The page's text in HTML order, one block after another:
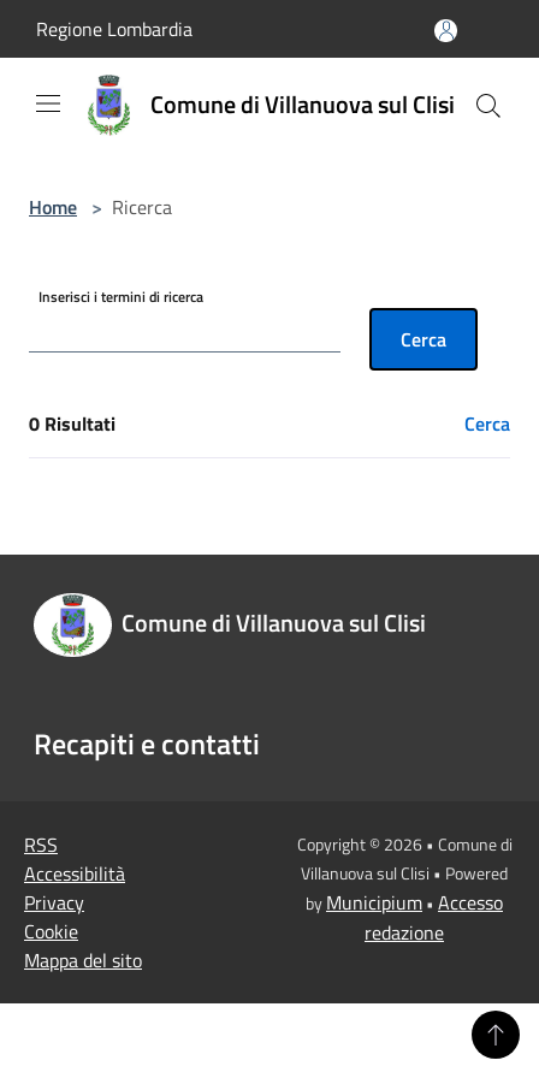
Regione Lombardia
Comune di Villanuova sul Clisi
Home > Ricerca
Inserisci i termini di ricerca
Cerca
[results] Risultati
0 Risultati Cerca
Comune di Villanuova sul Clisi
Recapiti e contatti
RSS
Accessibilità
Privacy
Cookie
Mappa del sito
Copyright © 2026 • Comune di
Villanuova sul Clisi • Powered
byMunicipium• Accesso
redazione